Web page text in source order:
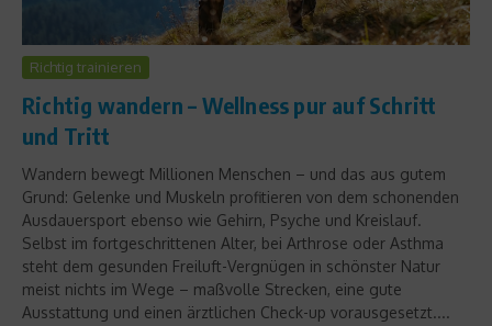
Richtig trainieren
Richtig wandern – Wellness pur auf Schritt
und Tritt
Wandern bewegt Millionen Menschen – und das aus gutem
Grund: Gelenke und Muskeln profitieren von dem schonenden
Ausdauersport ebenso wie Gehirn, Psyche und Kreislauf.
Selbst im fortgeschrittenen Alter, bei Arthrose oder Asthma
steht dem gesunden Freiluft-Vergnügen in schönster Natur
meist nichts im Wege – maßvolle Strecken, eine gute
Ausstattung und einen ärztlichen Check-up vorausgesetzt....